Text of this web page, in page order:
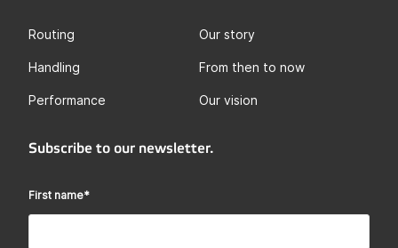
Routing
Handling
Performance
Our story
From then to now
Our vision
Subscribe to our newsletter.
First name*